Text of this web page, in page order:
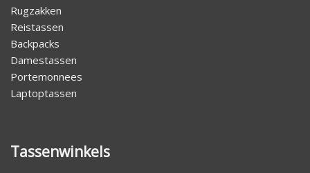
Rugzakken
Reistassen
Backpacks
Damestassen
Portemonnees
Laptoptassen
Tassenwinkels